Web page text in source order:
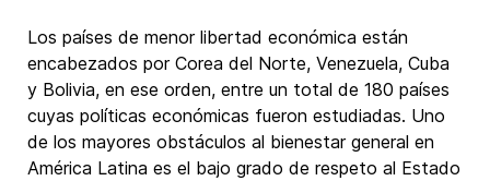
Los países de menor libertad económica están
encabezados por Corea del Norte, Venezuela, Cuba
y Bolivia, en ese orden, entre un total de 180 países
cuyas políticas económicas fueron estudiadas. Uno
de los mayores obstáculos al bienestar general en
América Latina es el bajo grado de respeto al Estado